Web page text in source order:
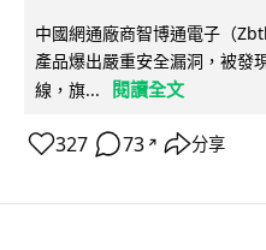
中國網通廠商智博通電子（
產品爆出嚴重安全漏洞，被發
線，旗...
閱讀全文
327 73 ↗ 分享